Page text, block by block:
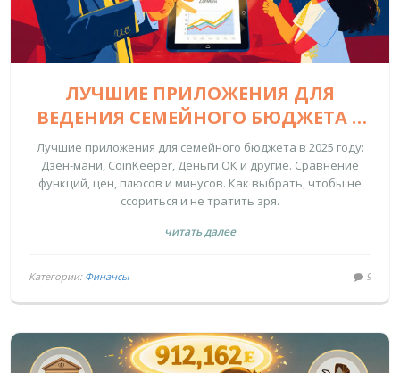
ЛУЧШИЕ ПРИЛОЖЕНИЯ ДЛЯ
ВЕДЕНИЯ СЕМЕЙНОГО БЮДЖЕТА В
2025 ГОДУ
Лучшие приложения для семейного бюджета в 2025 году:
Дзен-мани, CoinKeeper, Деньги ОК и другие. Сравнение
функций, цен, плюсов и минусов. Как выбрать, чтобы не
ссориться и не тратить зря.
читать далее
Категории: Финансы 9